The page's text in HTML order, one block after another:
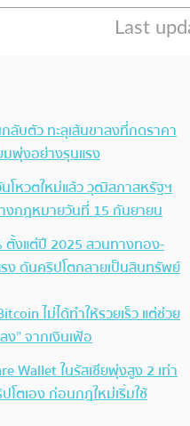
บตัว ทะลุเส้นขาลงที่กดราคา
มพุ่งอย่างรุนแรง
นโหวตใหม่แล้ว วุฒิสภาสหรัฐฯ
งกฎหมายวันที่ 15 กันยายน
ตั้งแต่ปี 2025 สวนทางทอง-
ง ดันคริปโตกลายเป็นสินทรัพย์
ไม่ได้ทำให้รวยเร็ว แต่ช่วย
” จากเงินเฟ้อ
Wallet ในรัสเซียพุ่งสูง 2 เท่า
ตเอง ก่อนกฎใหม่เริ่มใช้